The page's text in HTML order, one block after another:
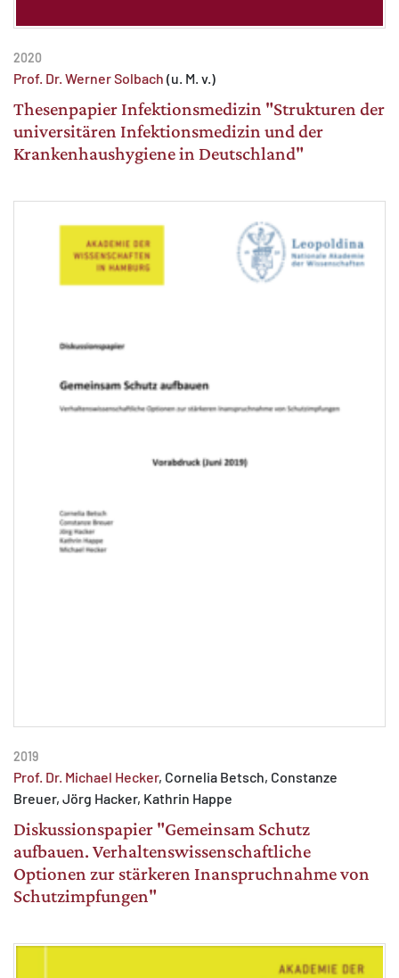
2020
Prof. Dr. Werner Solbach (u. M. v.)
Thesenpapier Infektionsmedizin "Strukturen der
universitären Infektionsmedizin und der
Krankenhaushygiene in Deutschland"
2019
Prof. Dr. Michael Hecker, Cornelia Betsch, Constanze
Breuer, Jörg Hacker, Kathrin Happe
Diskussionspapier "Gemeinsam Schutz
aufbauen. Verhaltenswissenschaftliche
Optionen zur stärkeren Inanspruchnahme von
Schutzimpfungen"